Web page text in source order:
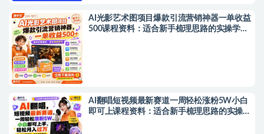
AI光影艺术图项目爆款引流营销神器一单收益
500课程资料：适合新手梳理思路的实操学习
AI翻唱短视频最新赛道一周轻松涨粉5W小白
即可上课程资料：适合新手梳理思路的实操学